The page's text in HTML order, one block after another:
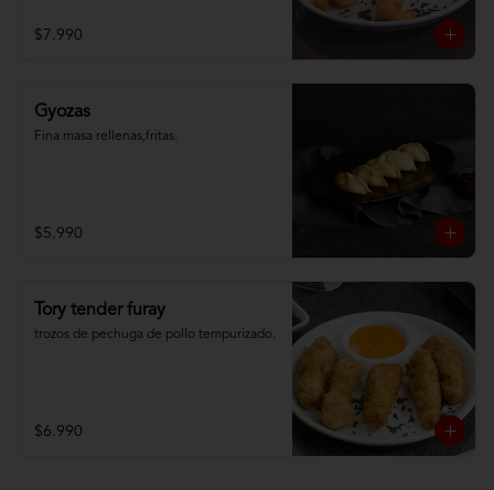
$7.990
Gyozas
Fina masa rellenas,fritas.
$5.990
Tory tender furay
trozos de pechuga de pollo tempurizado.
$6.990